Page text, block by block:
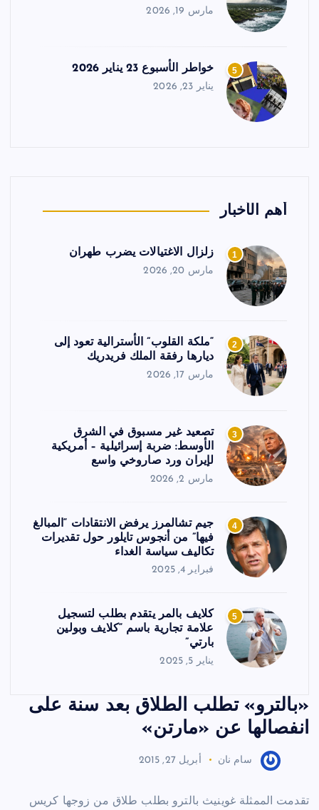
مارس 19, 2026
5 خواطر الأسبوع 23 يناير 2026
يناير 23, 2026
أهم الأخبار
1 زلزال الاغتيالات يضرب طهران
مارس 20, 2026
2
“ملكة القلوب” الأسترالية تعود إلى
ديارها رفقة الملك فريدريك
مارس 17, 2026
3
تصعيد غير مسبوق في الشرق
الأوسط: ضربة إسرائيلية – أمريكية
لإيران ورد صاروخي واسع
مارس 2, 2026
4
جيم تشالمرز يرفض الانتقادات “المبالغ
فيها” من أنجوس تايلور حول تقديرات
تكاليف سياسة الغداء
فبراير 4, 2025
5
كلايف بالمر يتقدم بطلب لتسجيل
علامة تجارية باسم “كلايف وبولين
بارتي”
يناير 5, 2025
«بالترو» تطلب الطلاق بعد سنة على
انفصالها عن «مارتن»
سام نان أبريل 27, 2015
تقدمت الممثلة غوينيث بالترو بطلب طلاق من زوجها كريس